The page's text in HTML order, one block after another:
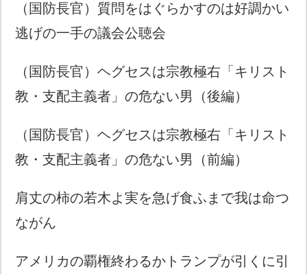
（国防長官）質問をはぐらかすのは好調かい
逃げの一手の議会公聴会
（国防長官）ヘグセスは宗教極右「キリスト
教・支配主義者」の危ない男（後編）
（国防長官）ヘグセスは宗教極右「キリスト
教・支配主義者」の危ない男（前編）
肩丈の柿の若木よ実を急げ食ふまで我は命つ
ながん
アメリカの覇権終わるかトランプが引くに引